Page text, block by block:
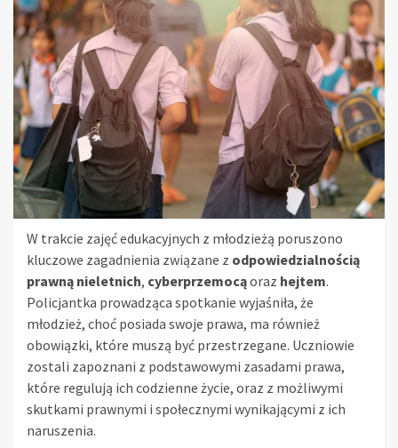
W trakcie zajęć edukacyjnych z młodzieżą poruszono
kluczowe zagadnienia związane z odpowiedzialnością
prawną nieletnich, cyberprzemocąoraz hejtem.
Policjantka prowadząca spotkanie wyjaśniła, że
młodzież, choć posiada swoje prawa, ma również
obowiązki, które muszą być przestrzegane. Uczniowie
zostali zapoznani z podstawowymi zasadami prawa,
które regulują ich codzienne życie, oraz z możliwymi
skutkami prawnymi i społecznymi wynikającymi z ich
naruszenia.